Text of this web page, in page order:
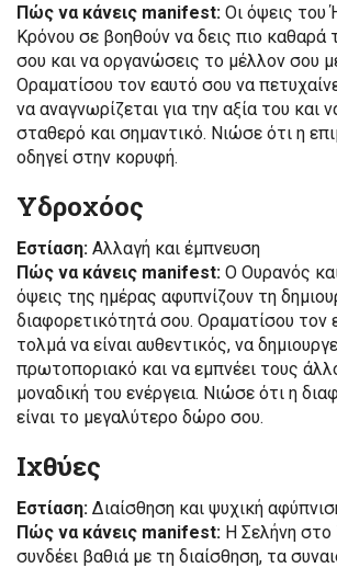
Πώς να κάνεις manifest: Οι όψεις του
Κρόνου σε βοηθούν να δεις πιο καθαρά
σου και να οργανώσεις το μέλλον σου
Οραματίσου τον εαυτό σου να
να αναγνωρίζεται για την αξία του και
σταθερό και σημαντικό. Νιώσε ότι η
οδηγεί στην κορυφή.
Υδροχόος
Εστίαση: Αλλαγή και έμπνευση
Πώς να κάνεις manifest: Ο Ουρανός
όψεις της ημέρας αφυπνίζουν τη
διαφορετικότητά σου. Οραματίσου τον
τολμά να είναι αυθεντικός, να
πρωτοποριακό και να εμπνέει τους
μοναδική του ενέργεια. Νιώσε ότι η
είναι το μεγαλύτερο δώρο σου.
Ιχθύες
Εστίαση: Διαίσθηση και ψυχική
Πώς να κάνεις manifest: Η Σελήνη
συνδέει βαθιά με τη διαίσθηση, τα